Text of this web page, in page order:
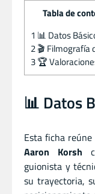
Tabla de
1 📊 Datos
2🎬 Filmografía
3🏆
📊 Datos
Esta ficha reúne
Aaron Korsh
guionista y
su trayectoria,